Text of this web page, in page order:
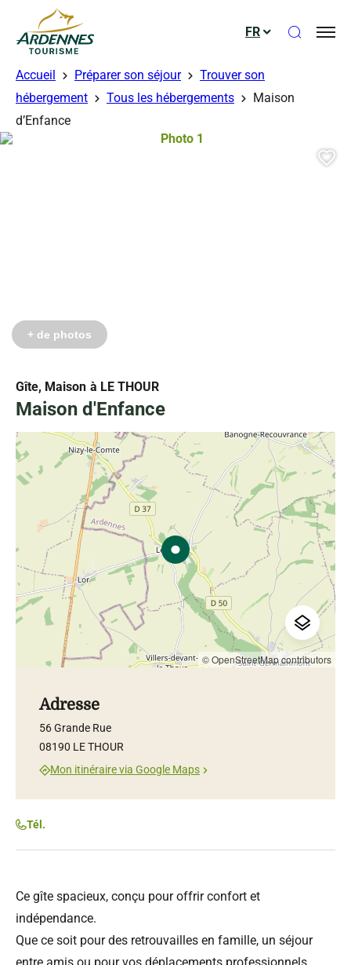
ADT des Ardennes
FR Ouvrir
Accueil Préparer son séjour
Trouver son
hébergement
Tous les hébergements
Maison
d’Enfance
Gîte, Maison à LE THOUR
Maison d'Enfance
Photo 1, © Droits gérés – Espace
+ de photos
Ce gîte spacieux, conçu pour offrir confort et
indépendance.
Que ce soit pour des retrouvailles en famille, un séjour
© OpenStreetMap contributors
Adresse
56 Grande Rue
08190 LE THOUR
Mon itinéraire via Google Maps
Tél.